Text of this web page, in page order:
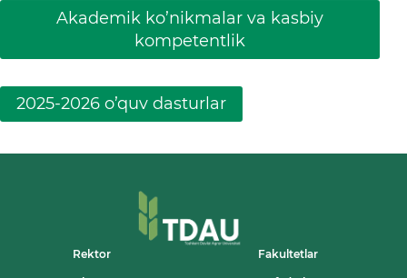
Akademik ko’nikmalar va kasbiy
kompetentlik
2025-2026 o’quv dasturlar
Rektor Fakultetlar